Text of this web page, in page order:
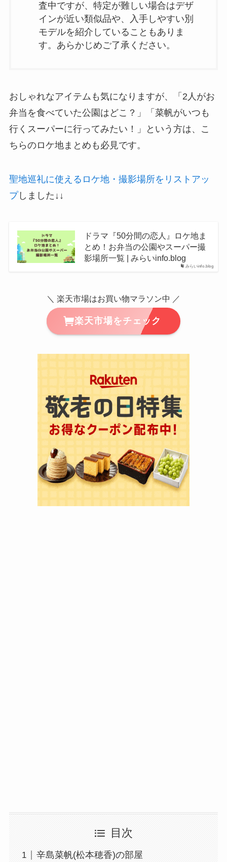
査中ですが、特定が難しい場合はデザ
インが近い類似品や、入手しやすい別
モデルを紹介していることもありま
す。あらかじめご了承ください。
おしゃれなアイテムも気になりますが、「2人がお
弁当を食べていた公園はどこ？」「菜帆がいつも
行くスーパーに行ってみたい！」という方は、こ
ちらのロケ地まとめも必見です。
聖地巡礼に使えるロケ地・撮影場所をリストアッ
プしました↓↓
みらいinfo.blog
ドラマ『50分間の恋人』ロケ地ま
とめ！お弁当の公園やスーパー撮
影場所一覧 | みらいinfo.blog
＼ 楽天市場はお買い物マラソン中 ／
楽天市場をチェック
目次
辛島菜帆(松本穂香)の部屋